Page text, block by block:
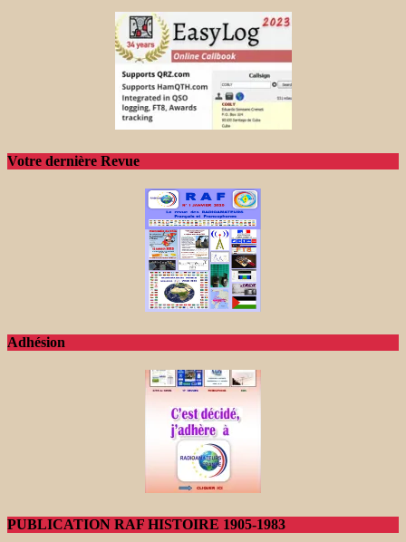
Votre dernière Revue
Adhésion
PUBLICATION RAF HISTOIRE 1905-1983